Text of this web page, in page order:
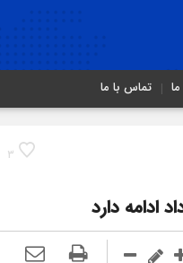
تماس با ما
3
ادامه دارد